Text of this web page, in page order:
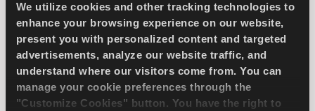
We utilize cookies and other tracking technologies to
enhance your browsing experience on our website,
present you with personalized content and targeted
advertisements, analyze our website traffic, and
understand where our visitors come from. You can
manage your cookie preferences through the
"Customize Cookies" button. You have the right to
Бросьте вызов зиме - комфортная и безопасная
езда на вашем легковом автомобиле